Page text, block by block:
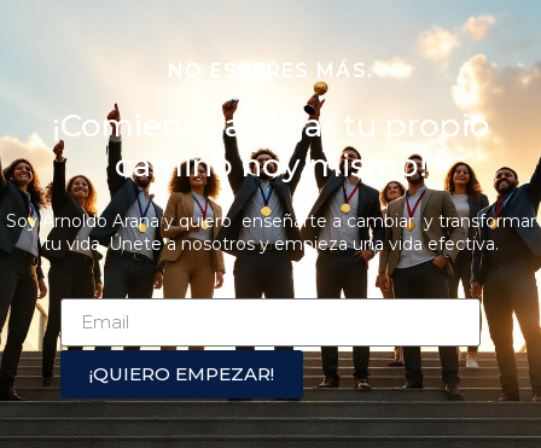
NO ESPERES MÁS.
¡Comienza a forjar tu propio
camino hoy mismo!
Soy Arnoldo Arana y quiero enseñarte a cambiar y transformar
tu vida. Únete a nosotros y empieza una vida efectiva.
¡QUIERO EMPEZAR!